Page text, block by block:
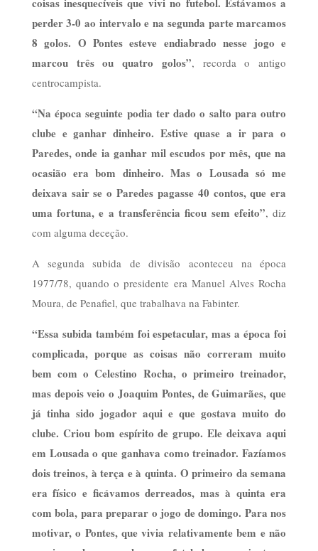
perder 3-0 ao intervalo e na segunda parte marcamos
8 golos. O Pontes esteve endiabrado nesse jogo e
marcou três ou quatro golos”, recorda o antigo
centrocampista.
“Na época seguinte podia ter dado o salto para outro
clube e ganhar dinheiro. Estive quase a ir para o
Paredes, onde ia ganhar mil escudos por mês, que na
ocasião era bom dinheiro. Mas o Lousada só me
deixava sair se o Paredes pagasse 40 contos, que era
uma fortuna, e a transferência ficou sem efeito”, diz
com alguma deceção.
A segunda subida de divisão aconteceu na época
1977/78, quando o presidente era Manuel Alves Rocha
Moura, de Penafiel, que trabalhava na Fabinter.
“Essa subida também foi espetacular, mas a época foi
complicada, porque as coisas não correram muito
bem com o Celestino Rocha, o primeiro treinador,
mas depois veio o Joaquim Pontes, de Guimarães, que
já tinha sido jogador aqui e que gostava muito do
clube. Criou bom espírito de grupo. Ele deixava aqui
em Lousada o que ganhava como treinador. Fazíamos
dois treinos, à terça e à quinta. O primeiro da semana
era físico e ficávamos derreados, mas à quinta era
com bola, para preparar o jogo de domingo. Para nos
motivar, o Pontes, que vivia relativamente bem e não